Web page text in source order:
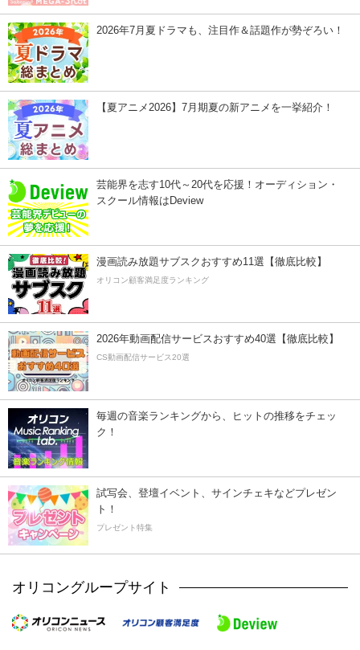
2026年7月夏ドラマも、注目作＆話題作が勢ぞろい！
【夏アニメ2026】7月期夏の新アニメを一挙紹介！
芸能界を志す10代～20代を応援！オーディション・
スクール情報はDeview
漫画読み放題サブスクおすすめ11選【徹底比較】
オリコン顧客満足度ランキング
2026年動画配信サービスおすすめ40選【徹底比較】
CS動画配信サービス20選
毎週の音楽ランキングから、ヒットの推移をチェッ
ク！
試写会、登壇イベント、サインチェキなどプレゼン
ト！
プレゼント特集
オリコングループサイト